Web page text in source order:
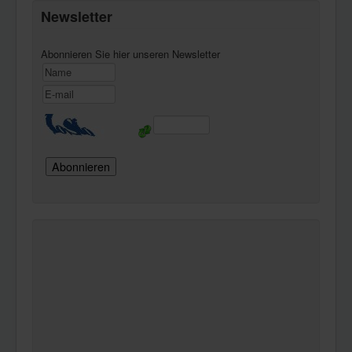
Newsletter
Abonnieren Sie hier unseren Newsletter